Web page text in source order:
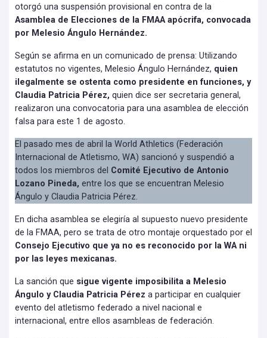
otorgó una suspensión provisional en contra de la
Asamblea de Elecciones de la FMAA apócrifa, convocada
por Melesio Ángulo Hernández.
Según se afirma en un comunicado de prensa: Utilizando
estatutos no vigentes, Melesio Ángulo Hernández, quien
ilegalmente se ostenta como presidente en funciones, y
Claudia Patricia Pérez, quien dice ser secretaria general,
realizaron una convocatoria para una asamblea de elección
falsa para este 1 de agosto.
El pasado mes de abril la World Athletics (Federación
Internacional de Atletismo, WA) sancionó y suspendió a
todos los miembros del Comité Ejecutivo de Antonio
Lozano Pineda, entre los que se encuentran Melesio
Ángulo y Claudia Patricia Pérez.
En dicha asamblea se elegiría al supuesto nuevo presidente
de la FMAA, pero se trata de otro montaje orquestado por el
Consejo Ejecutivo que ya no es reconocido por la WA ni
por las leyes mexicanas.
La sanción que sigue vigente imposibilita a Melesio
Ángulo y Claudia Patricia Pérez a participar en cualquier
evento del atletismo federado a nivel nacional e
internacional, entre ellos asambleas de federación.